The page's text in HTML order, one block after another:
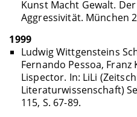
Kunst Macht Gewalt.
Aggressivität. München
1999
Ludwig Wittgensteins
Fernando Pessoa, Franz
Lispector. In: LiLi
Literaturwissenschaft)
115, S. 67-89.